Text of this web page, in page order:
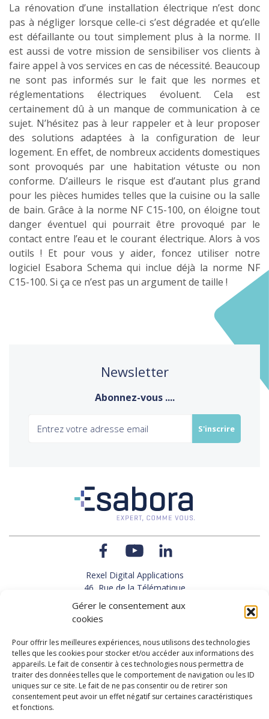
Gérer le consentement aux
cookies
Pour offrir les meilleures expériences, nous utilisons des technologies
telles que les cookies pour stocker et/ou accéder aux informations des
appareils. Le fait de consentir à ces technologies nous permettra de
traiter des données telles que le comportement de navigation ou les ID
uniques sur ce site. Le fait de ne pas consentir ou de retirer son
consentement peut avoir un effet négatif sur certaines caractéristiques
et fonctions.
La rénovation d’une installation électrique n’est donc
pas à négliger lorsque celle-ci s’est dégradée et qu’elle
est défaillante ou tout simplement plus à la norme. Il
est aussi de votre mission de sensibiliser vos clients à
faire appel à vos services en cas de nécessité. Beaucoup
ne sont pas informés sur le fait que les normes et
réglementations électriques évoluent. Cela est
certainement dû à un manque de communication à ce
sujet. N’hésitez pas à leur rappeler et à leur proposer
des solutions adaptées à la configuration de leur
logement. En effet, de nombreux accidents domestiques
sont provoqués par une habitation vétuste ou non
conforme. D’ailleurs le risque est d’autant plus grand
pour les pièces humides telles que la cuisine ou la salle
de bain. Grâce à la norme NF C15-100, on éloigne tout
danger éventuel qui pourrait être provoqué par le
contact entre l’eau et le courant électrique. Alors à vos
outils ! Et pour vous y aider, foncez utiliser notre
logiciel Esabora Schema qui inclue déjà la norme NF
C15-100. Si ça ce n’est pas un argument de taille !
Newsletter
Abonnez-vous ....
Rexel Digital Applications
46, Rue de la Télématique
Le Polygone 42000 SAINT-ETIENNE
TEL : 33(0)4 77 92 28 60
FAX : 33(0)4 77 92 28 61
SUPPORT : 33(0)4 69 68 82 10
NOUS CONTACTER